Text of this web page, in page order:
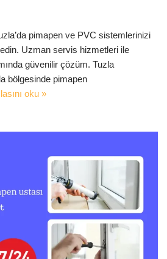
pimapen ve PVC sistemlerinizi
Uzman servis hizmetleri ile
güvenilir çözüm. Tuzla
bölgesinde pimapen
oku »